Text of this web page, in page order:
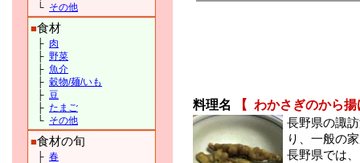
└ その他
■食材
├ 肉
├ 野菜
├ 魚介
├ 穀物/麺/いも
├ 豆
├ たまご
└ その他
■食材の旬
├ 春
料理名 【 わかさぎのから揚
長野県の諏
り、一般の
長野県では